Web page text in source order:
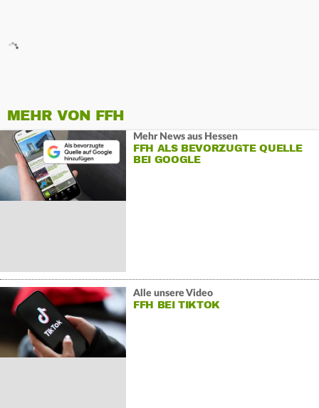
MEHR VON FFH
Mehr News aus Hessen
FFH ALS BEVORZUGTE QUELLE
BEI GOOGLE
Alle unsere Video
FFH BEI TIKTOK